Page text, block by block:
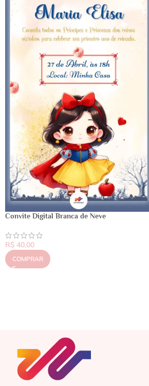
Convite Digital Branca de Neve
R$ 40,00
COMPRAR